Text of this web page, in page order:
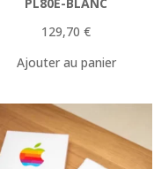
129,70€
Ajouter au panier